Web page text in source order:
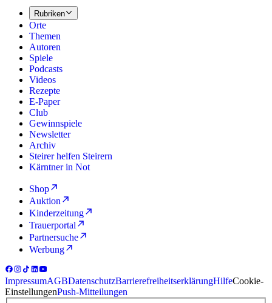
Rubriken
Orte
Themen
Autoren
Spiele
Podcasts
Videos
Rezepte
E-Paper
Club
Gewinnspiele
Newsletter
Archiv
Steirer helfen Steirern
Kärntner in Not
Shop
Auktion
Kinderzeitung
Trauerportal
Partnersuche
Werbung
ImpressumAGBDatenschutzBarrierefreiheitserklärungHilfeCookie-
EinstellungenPush-Mitteilungen